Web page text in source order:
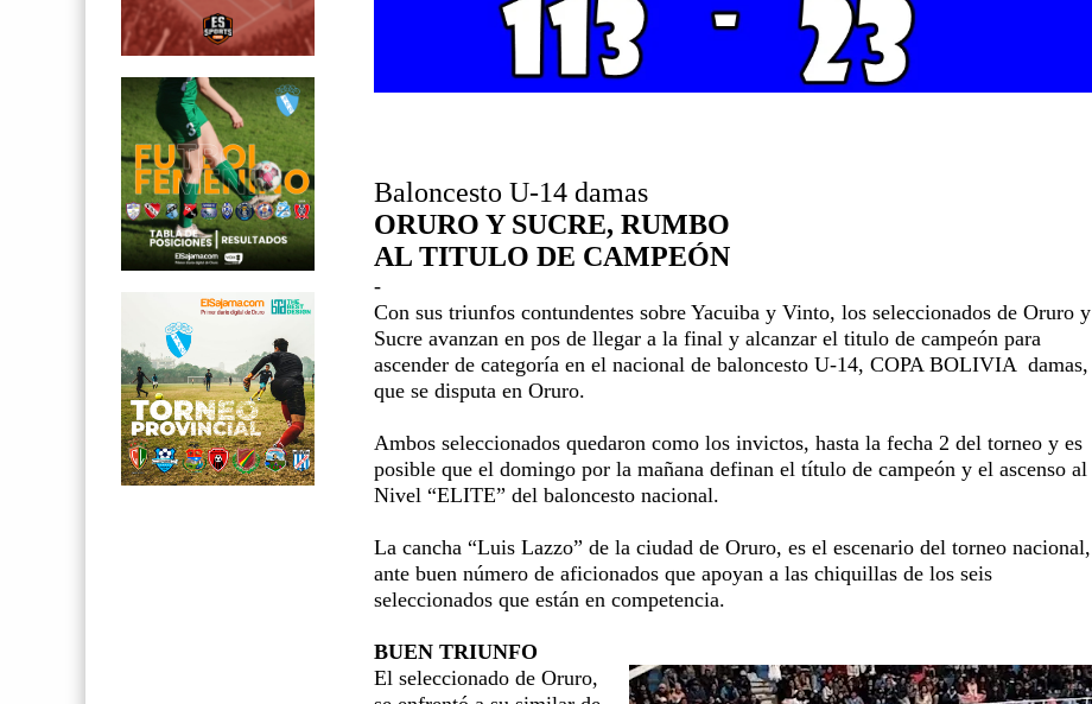
Baloncesto U-14 damas
ORURO Y SUCRE, RUMBO
AL TITULO DE CAMPEÓN
-
Con sus triunfos contundentes sobre Yacuiba y Vinto, los seleccionados de Oruro y
Sucre avanzan en pos de llegar a la final y alcanzar el titulo de campeón para
ascender de categoría en el nacional de baloncesto U-14, COPA BOLIVIA damas,
que se disputa en Oruro.
Ambos seleccionados quedaron como los invictos, hasta la fecha 2 del torneo y es
posible que el domingo por la mañana definan el título de campeón y el ascenso al
Nivel “ELITE” del baloncesto nacional.
La cancha “Luis Lazzo” de la ciudad de Oruro, es el escenario del torneo nacional,
ante buen número de aficionados que apoyan a las chiquillas de los seis
seleccionados que están en competencia.
BUEN TRIUNFO
El seleccionado de Oruro,